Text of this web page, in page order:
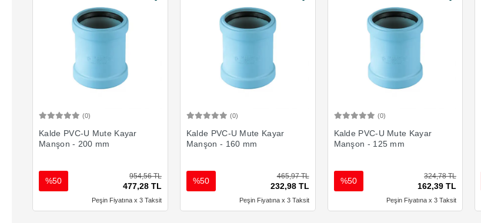
(0)
Kalde PVC-U Mute Kayar
Manşon - 200 mm
954,56 TL
477,28 TL
%50
Peşin Fiyatına x 3 Taksit
(0)
Kalde PVC-U Mute Kayar
Manşon - 160 mm
465,97 TL
232,98 TL
%50
Peşin Fiyatına x 3 Taksit
(0)
Kalde PVC-U Mute Kayar
Manşon - 125 mm
324,78 TL
162,39 TL
%50
Peşin Fiyatına x 3 Taksit